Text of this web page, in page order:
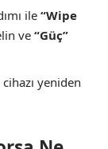
ile “Wipe
ve “Güç”
cihazı yeniden